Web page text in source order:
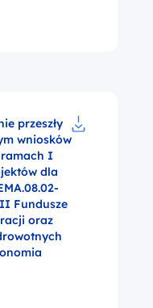
przeszły
wniosków
I
dla
Fundusze
oraz
Pobierz do